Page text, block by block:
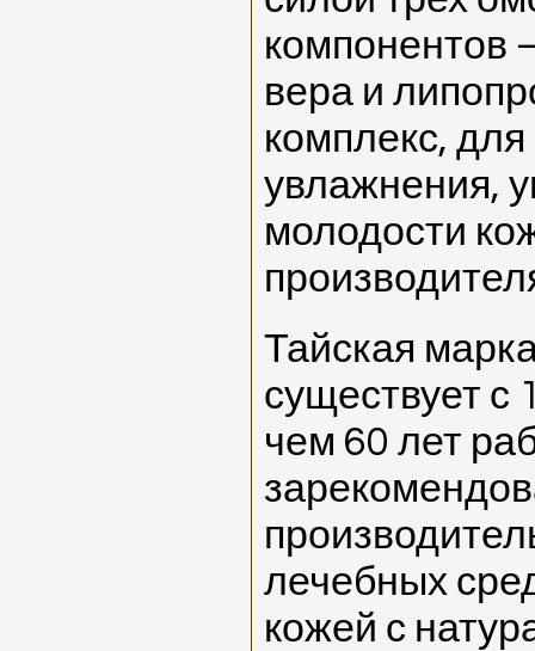
компонентов
вера и
комплекс,
увлажнения,
молодости
Тайская
существует с
чем 60 лет
лечебных
кожей с